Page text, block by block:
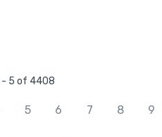
- 5 of 4408
5 6 7 8 9